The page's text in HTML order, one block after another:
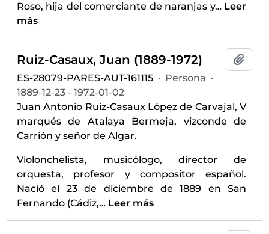
Roso, hija del comerciante de naranjas y… Leer
más
Ruiz-Casaux, Juan (1889-1972)
ES-28079-PARES-AUT-161115 · Persona ·
1889-12-23 - 1972-01-02
Juan Antonio Ruiz-Casaux López de Carvajal, V
marqués de Atalaya Bermeja, vizconde de
Carrión y señor de Algar.
Violonchelista, musicólogo, director de
orquesta, profesor y compositor español.
Nació el 23 de diciembre de 1889 en San
Fernando (Cádiz,… Leer más